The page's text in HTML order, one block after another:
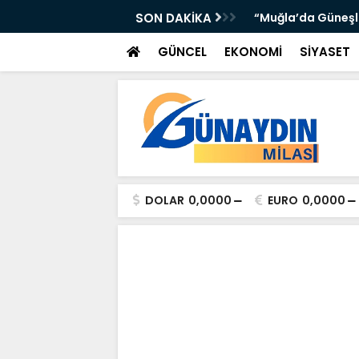
SON DAKİKA
ATTI: TORUNOĞULLARI VE OLTULU BİR “Muğla’da
GÜNCEL EKONOMİ SİYASET
DOLAR 0,0000 EURO 0,0000